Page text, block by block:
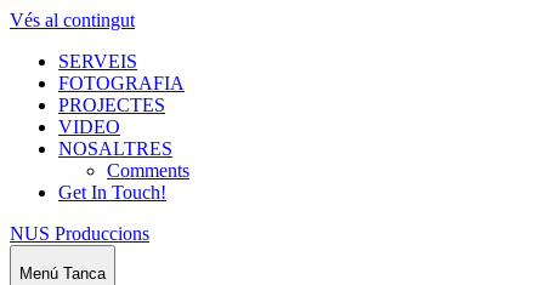
Vés al contingut
SERVEIS
FOTOGRAFIA
PROJECTES
VIDEO
NOSALTRES
Comments
Get In Touch!
NUS Produccions
Menú Tanca